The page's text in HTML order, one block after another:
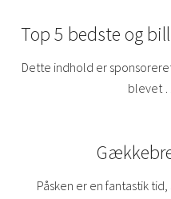
Top 5 bedste og
Dette indhold er
blevet
Påsken er en fantastik